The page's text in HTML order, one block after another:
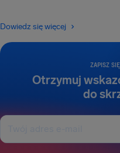
ZAPISZ
Otrzymuj
do
Dowiedz się więcej